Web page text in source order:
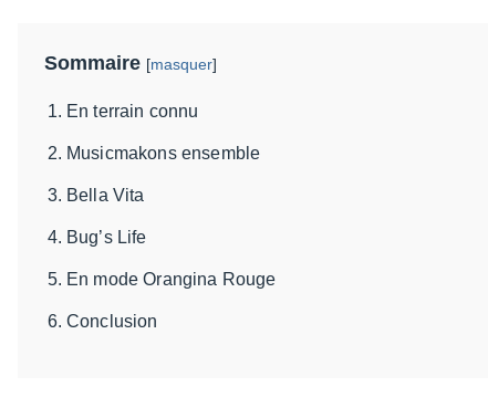
Sommaire [masquer]
En terrain connu
Musicmakons ensemble
Bella Vita
Bug’s Life
En mode Orangina Rouge
Conclusion